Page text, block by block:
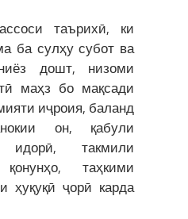
таърихӣ, ки
ба сулҳу субот ва
дошт, низоми
маҳз бо мақсади
иҷроия, баланд
он, қабули
такмили
таҳкими
ҳуқуқӣ ҷорӣ карда